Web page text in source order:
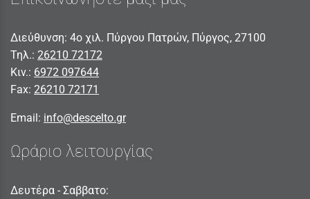
Διεύθυνση: 4ο χιλ. Πύργου Πατρών, Πύργος, 27100
Τηλ.: 26210 72172
Κιν.: 6972 097644
Fax: 26210 72171
Email: info@descelto.gr
Ωράριο λειτουργίας
Δευτέρα - Σαββατο: